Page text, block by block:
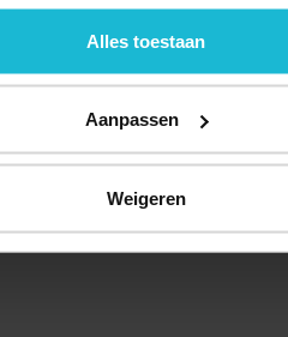
Alles toestaan
Aanpassen
Weigeren